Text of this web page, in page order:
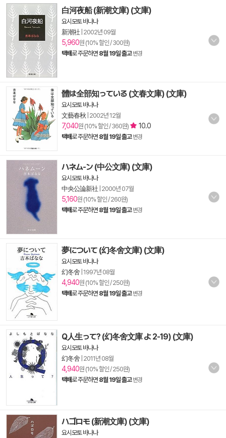
白河夜船 (新潮文庫) (文庫)
요시모토 바나나
新潮社 2002년 09월
5,960원 (10% 할인 / 300원)
택배로 주문하면 8월 19일 출고 변경
體は全部知っている (文春文庫) (文庫)
요시모토 바나나
文藝春秋 2002년 12월
7,040원 (10% 할인 / 360원) 10.0
택배로 주문하면 8월 19일 출고 변경
ハネム-ン (中公文庫) (文庫)
요시모토 바나나
中央公論新社 2000년 07월
5,160원 (10% 할인 / 260원)
택배로 주문하면 8월 19일 출고 변경
夢について (幻冬舍文庫) (文庫)
요시모토 바나나
幻冬舍 1997년 08월
4,940원 (10% 할인 / 250원)
택배로 주문하면 8월 19일 출고 변경
Q人生って? (幻冬舍文庫 よ 2-19) (文庫)
요시모토 바나나
幻冬舍 2011년 08월
4,940원 (10% 할인 / 250원)
택배로 주문하면 8월 19일 출고 변경
ハゴロモ (新潮文庫) (文庫)
요시모토 바나나